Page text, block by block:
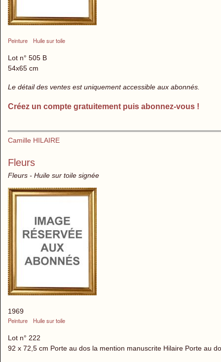
Peinture Huile sur toile
Lot n° 505 B
54x65 cm
Le détail des ventes est uniquement accessible aux abonnés.
Créez un compte gratuitement puis abonnez-vous !
Camille HILAIRE
Fleurs
Fleurs - Huile sur toile signée
1969
Peinture
Huile sur toile
Lot n° 222
92 x 72,5 cm Porte au dos la mention manuscrite Hilaire Porte au